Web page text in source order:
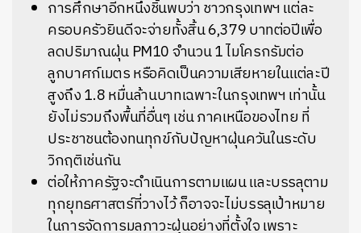
การศึกษาอีกหนึ่งชิ้นพบว่า ชาวกรุงเทพฯ แต่ละ
ครอบครัวยินดีจะจ่ายทั้งสิ้น 6,379 บาทต่อปีเพื่อ
ลดปริมาณฝุ่น PM10 จำนวน 1 ไมโครกรัมต่อ
ลูกบาศก์เมตร หรือคิดเป็นความเสียหายในแต่ละปี
สูงถึง 1.8 หมื่นล้านบาทเฉพาะในกรุงเทพฯ เท่านั้น
ยังไม่รวมถึงพื้นที่อื่นๆ เช่น ภาคเหนือของไทย ที่
ประชาชนต้องทนทุกข์กับปัญหาฝุ่นควันในระดับ
วิกฤติเช่นกัน
ต่อให้ภาครัฐจะดำเนินการตามแผน และบรรลุตาม
ทุกยุทธศาสตร์ที่วางไว้ ก็อาจจะไม่บรรลุเป้าหมาย
ในการจัดการมลภาวะฝุ่นอย่างที่ตั้งใจ เพราะ